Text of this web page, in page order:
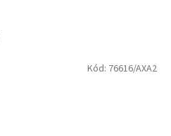
Kód: 76616/AXA2